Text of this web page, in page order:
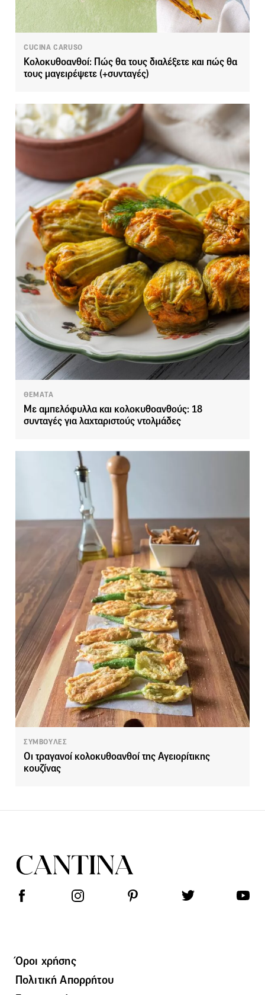
CUCINA CARUSO
Κολοκυθοανθοί: Πώς θα τους διαλέξετε και πώς θα
τους μαγειρέψετε (+συνταγές)
ΘΕΜΑΤΑ
Με αμπελόφυλλα και κολοκυθοανθούς: 18
συνταγές για λαχταριστούς ντολμάδες
ΣΥΜΒΟΥΛΕΣ
Οι τραγανοί κολοκυθοανθοί της Αγειορίτικης
κουζίνας
Όροι χρήσης
Πολιτική Απορρήτου